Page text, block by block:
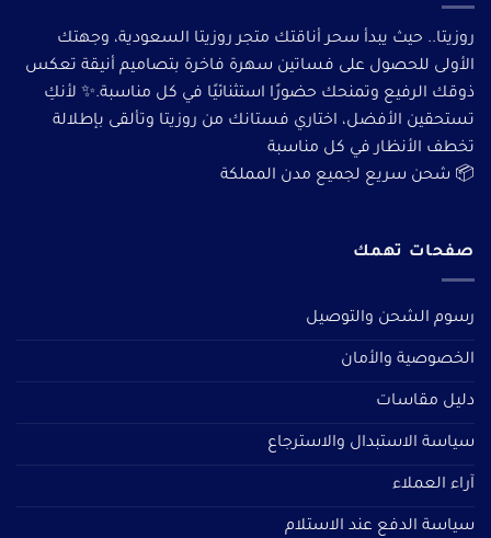
روزيتا.. حيث يبدأ سحر أناقتك متجر روزيتا السعودية، وجهتك
الأولى للحصول على فساتين سهرة فاخرة بتصاميم أنيقة تعكس
ذوقك الرفيع وتمنحك حضورًا استثنائيًا في كل مناسبة.✨ لأنكِ
تستحقين الأفضل، اختاري فستانك من روزيتا وتألقى بإطلالة
تخطف الأنظار في كل مناسبة
📦 شحن سريع لجميع مدن المملكة
صفحات تهمك
رسوم الشحن والتوصيل
الخصوصية والأمان
دليل مقاسات
سياسة الاستبدال والاسترجاع
آراء العملاء
سياسة الدفع عند الاستلام